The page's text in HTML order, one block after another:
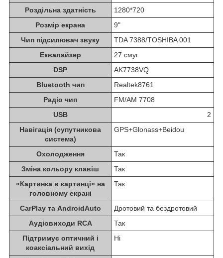
Роздільна здатність
1280*720
Розмір екрана
9"
Чип підсилювач звуку
TDA 7388/TOSHIBA 001
Еквалайзер
27 смуг
DSP
AK7738VQ
Bluetooth чип
Realtek8761
Радіо чип
FM/AM 7708
USB
2
Навігація (супутникова
система)
GPS+Glonass+Beidou
Охолодження
Так
Зміна кольору клавіш
Так
«Картинка в картинці» на
головному екрані
Так
CarPlay та AndroidAuto
Дротовий та бездротовий
Аудіовиходи RCA
Так
Підтримує оптичний і
коаксіальний вихід
Ні